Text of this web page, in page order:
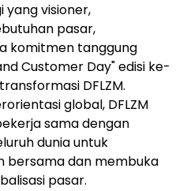
yang visioner,
pasar,
komitmen tanggung
Customer Day" edisi ke-
DFLZM.
global, DFLZM
sama dengan
dunia untuk
bersama dan membuka
pasar.